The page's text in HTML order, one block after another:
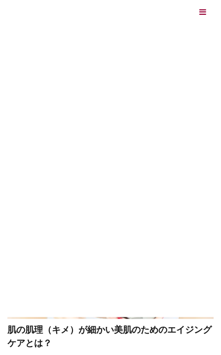
肌の肌理（キメ）が細かい美肌のためのエイジング
ケアとは？